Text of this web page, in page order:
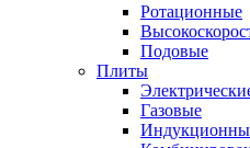
Ротационные
Подовые
Плиты
Газовые